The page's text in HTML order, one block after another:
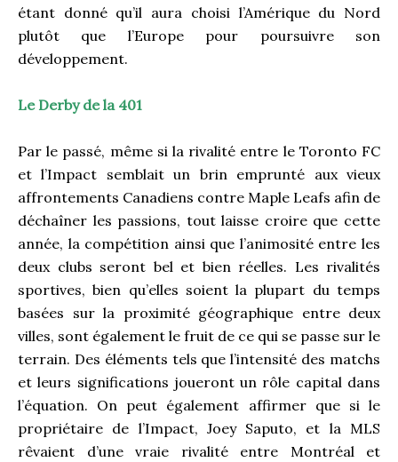
étant donné qu’il aura choisi l’Amérique du Nord
plutôt que l’Europe pour poursuivre son
développement.
Le Derby de la 401
Par le passé, même si la rivalité entre le Toronto FC
et l’Impact semblait un brin emprunté aux vieux
affrontements Canadiens contre Maple Leafs afin de
déchaîner les passions, tout laisse croire que cette
année, la compétition ainsi que l’animosité entre les
deux clubs seront bel et bien réelles. Les rivalités
sportives, bien qu’elles soient la plupart du temps
basées sur la proximité géographique entre deux
villes, sont également le fruit de ce qui se passe sur le
terrain. Des éléments tels que l’intensité des matchs
et leurs significations joueront un rôle capital dans
l’équation. On peut également affirmer que si le
propriétaire de l’Impact, Joey Saputo, et la MLS
rêvaient d’une vraie rivalité entre Montréal et